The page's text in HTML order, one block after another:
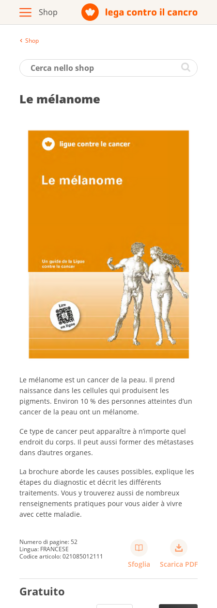
Opuscoli / materiale informativo
Prodotti
Vai al sito della Lega contro il cancro
Italiano
Shop
Le mé­la­nome
Le mélanome est un cancer de la peau. Il prend
naissance dans les cellules qui produisent les
pigments. Environ 10 % des personnes atteintes d’un
cancer de la peau ont un mélanome.
Ce type de cancer peut apparaître à n’importe quel
endroit du corps. Il peut aussi former des métastases
dans d’autres organes.
La brochure aborde les causes possibles, explique les
étapes du diagnostic et décrit les différents
traitements. Vous y trouverez aussi de nombreux
renseignements pratiques pour vous aider à vivre
avec cette maladie.
Numero di pagine: 52
Lingua: FRANCESE
Codice articolo: 021085012111
Sfoglia Scarica PDF
Gratuito